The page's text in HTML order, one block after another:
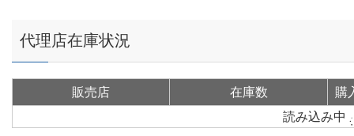
代理店在庫状況
販売店 在庫数
購
読み込み中